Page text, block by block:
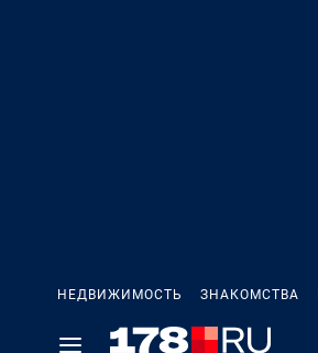
НЕДВИЖИМОСТЬ ЗНАКОМСТВА